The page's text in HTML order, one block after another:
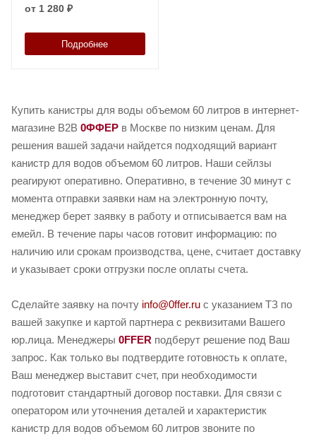
от 1 280 ₽
Подробнее
Купить канистры для воды объемом 60 литров в интернет-
магазине B2B 0ФФЕР в Москве по низким ценам. Для
решения вашей задачи найдется подходящий вариант
канистр для водов объемом 60 литров. Наши сейлзы
реагируют оперативно. Оперативно, в течение 30 минут с
момента отправки заявки нам на электронную почту,
менеджер берет заявку в работу и отписывается вам на
емейл. В течение пары часов готовит информацию: по
наличию или срокам производства, цене, считает доставку
и указывает сроки отгрузки после оплаты счета.
Сделайте заявку на почту info@0ffer.ru с указанием ТЗ по
вашей закупке и картой партнера с реквизитами Вашего
юр.лица. Менеджеры 0FFER подберут решение под Ваш
запрос. Как только вы подтвердите готовность к оплате,
Ваш менеджер выставит счет, при необходимости
подготовит стандартный договор поставки. Для связи с
оператором или уточнения деталей и характеристик
канистр для водов объемом 60 литров звоните по